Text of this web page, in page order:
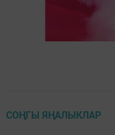
СОҢГЫ ЯҢАЛЫКЛАР